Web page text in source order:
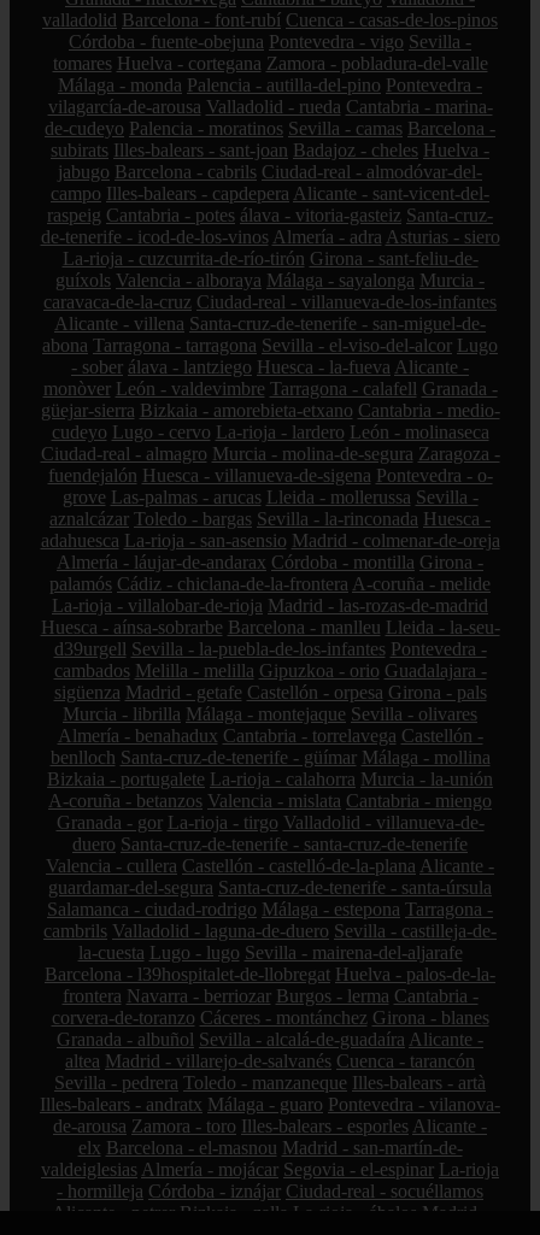
valladolid Barcelona - font-rubí Cuenca - casas-de-los-pinos
Córdoba - fuente-obejuna Pontevedra - vigo Sevilla -
tomares Huelva - cortegana Zamora - pobladura-del-valle
Málaga - monda Palencia - autilla-del-pino Pontevedra -
vilagarcía-de-arousa Valladolid - rueda Cantabria - marina-
de-cudeyo Palencia - moratinos Sevilla - camas Barcelona -
subirats Illes-balears - sant-joan Badajoz - cheles Huelva -
jabugo Barcelona - cabrils Ciudad-real - almodóvar-del-
campo Illes-balears - capdepera Alicante - sant-vicent-del-
raspeig Cantabria - potes álava - vitoria-gasteiz Santa-cruz-
de-tenerife - icod-de-los-vinos Almería - adra Asturias - siero
La-rioja - cuzcurrita-de-río-tirón Girona - sant-feliu-de-
guíxols Valencia - alboraya Málaga - sayalonga Murcia -
caravaca-de-la-cruz Ciudad-real - villanueva-de-los-infantes
Alicante - villena Santa-cruz-de-tenerife - san-miguel-de-
abona Tarragona - tarragona Sevilla - el-viso-del-alcor Lugo
- sober álava - lantziego Huesca - la-fueva Alicante -
monòver León - valdevimbre Tarragona - calafell Granada -
güejar-sierra Bizkaia - amorebieta-etxano Cantabria - medio-
cudeyo Lugo - cervo La-rioja - lardero León - molinaseca
Ciudad-real - almagro Murcia - molina-de-segura Zaragoza -
fuendejalón Huesca - villanueva-de-sigena Pontevedra - o-
grove Las-palmas - arucas Lleida - mollerussa Sevilla -
aznalcázar Toledo - bargas Sevilla - la-rinconada Huesca -
adahuesca La-rioja - san-asensio Madrid - colmenar-de-oreja
Almería - láujar-de-andarax Córdoba - montilla Girona -
palamós Cádiz - chiclana-de-la-frontera A-coruña - melide
La-rioja - villalobar-de-rioja Madrid - las-rozas-de-madrid
Huesca - aínsa-sobrarbe Barcelona - manlleu Lleida - la-seu-
d39urgell Sevilla - la-puebla-de-los-infantes Pontevedra -
cambados Melilla - melilla Gipuzkoa - orio Guadalajara -
sigüenza Madrid - getafe Castellón - orpesa Girona - pals
Murcia - librilla Málaga - montejaque Sevilla - olivares
Almería - benahadux Cantabria - torrelavega Castellón -
benlloch Santa-cruz-de-tenerife - güímar Málaga - mollina
Bizkaia - portugalete La-rioja - calahorra Murcia - la-unión
A-coruña - betanzos Valencia - mislata Cantabria - miengo
Granada - gor La-rioja - tirgo Valladolid - villanueva-de-
duero Santa-cruz-de-tenerife - santa-cruz-de-tenerife
Valencia - cullera Castellón - castelló-de-la-plana Alicante -
guardamar-del-segura Santa-cruz-de-tenerife - santa-úrsula
Salamanca - ciudad-rodrigo Málaga - estepona Tarragona -
cambrils Valladolid - laguna-de-duero Sevilla - castilleja-de-
la-cuesta Lugo - lugo Sevilla - mairena-del-aljarafe
Barcelona - l39hospitalet-de-llobregat Huelva - palos-de-la-
frontera Navarra - berriozar Burgos - lerma Cantabria -
corvera-de-toranzo Cáceres - montánchez Girona - blanes
Granada - albuñol Sevilla - alcalá-de-guadaíra Alicante -
altea Madrid - villarejo-de-salvanés Cuenca - tarancón
Sevilla - pedrera Toledo - manzaneque Illes-balears - artà
Illes-balears - andratx Málaga - guaro Pontevedra - vilanova-
de-arousa Zamora - toro Illes-balears - esporles Alicante -
elx Barcelona - el-masnou Madrid - san-martín-de-
valdeiglesias Almería - mojácar Segovia - el-espinar La-rioja
- hormilleja Córdoba - iznájar Ciudad-real - socuéllamos
Alicante - petrer Bizkaia - zalla La-rioja - ábalos Madrid -